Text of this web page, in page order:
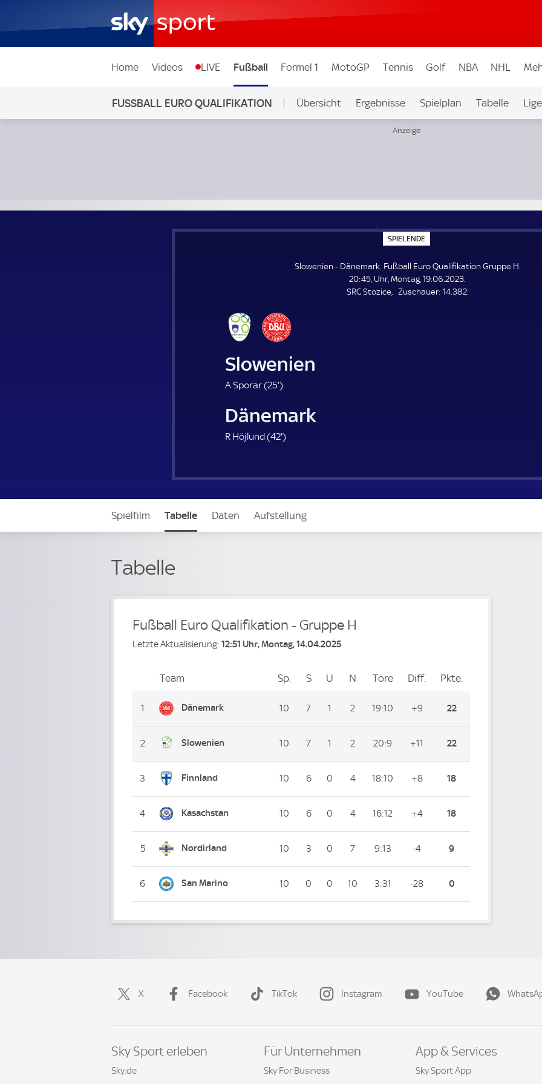
Home Videos LIVE Fußball Formel 1 MotoGP Tennis Golf NBA NHL
FUSSBALL EURO QUALIFIKATION Übersicht Ergebnisse Spielplan Tabelle
SPIELENDE
P
E
L
E
N
Slowenien - Dänemark. Fußball Euro Qualifikation Gruppe H.
20:45, Uhr, Montag, 19.06.2023.
SRC Stozice
Zuschauer: Z
14.382.
Slowenien
A Sporar (25'2
.
m
i
t
)
Dänemark
R Höjlund (42'4
m
n
u
)
Spielfilm Tabelle Daten Aufstellung
Tabelle
Fußball Euro Qualifikation - Gruppe H
Letzte Aktualisierung: 12:51 Uhr, Montag, 14.04.2025
PlatzTeam Sp. Spiele
SSiege
U Unentschieden
N Niederlagen
ToreToreDiff. Differenz
Pkte.
1 Dänemark 10 7 1 2 19:10 +9 22
2 Slowenien 10 7 1 2 20:9 +11 22
3 Finnland 10 6 0 4 18:10 +8 18
4 Kasachstan 10 6 0 4 16:12 +4 18
5 Nordirland 10 3 0 7 9:13 -4 9
6 San Marino 10 0 0 10 3:31 -28 0
X Facebook TikTok Instagram YouTube
Sky Sport erleben
Sky.de
Für Unternehmen
Sky For Business
App & Services
Sky Sport App